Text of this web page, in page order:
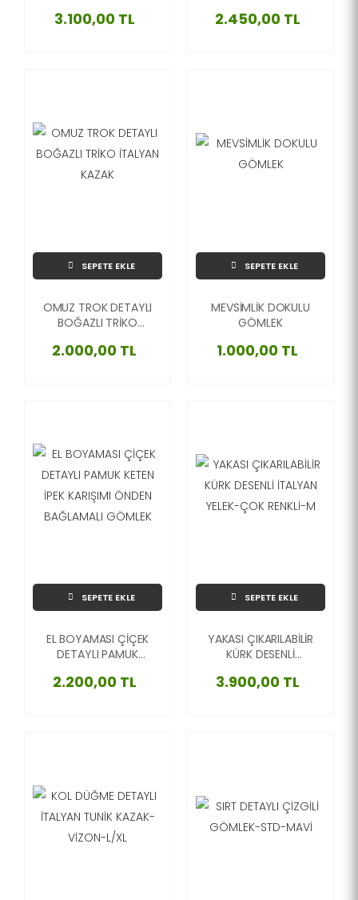
3.100,00 TL 2.450,00 TL
SEPETE EKLE
OMUZ TROK DETAYLI
BOĞAZLI TRİKO
2.000,00 TL
SEPETE EKLE
MEVSİMLİK DOKULU
GÖMLEK
1.000,00 TL
SEPETE EKLE
EL BOYAMASI ÇİÇEK
DETAYLI PAMUK
ÖNDEN BAĞLAMALI
2.200,00 TL
SEPETE EKLE
YAKASI ÇIKARILABİLİR
KÜRK DESENLİ
RENKLİ-M
3.900,00 TL